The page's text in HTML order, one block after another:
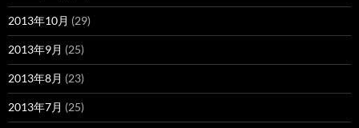
2013年10月 (29)
2013年9月 (25)
2013年8月 (23)
2013年7月 (25)